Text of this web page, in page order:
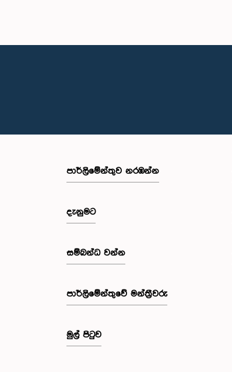
පාර්ලි‌මේන්තුව නරඹන්න
දැනුමට
සම්බන්ධ වන්න
පාර්ලි‌මේන්තුවේ මන්ත්‍රීවරු
මුල් පිටුව